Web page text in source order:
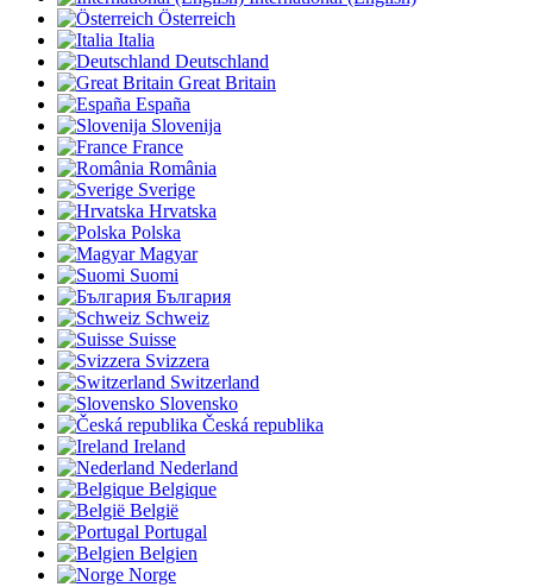
Österreich
Italia
Deutschland
Great Britain
España
Slovenija
France
România
Sverige
Hrvatska
Polska
Magyar
Suomi
България
Schweiz
Suisse
Svizzera
Switzerland
Slovensko
Česká republika
Ireland
Nederland
Belgique
België
Portugal
Belgien
Norge